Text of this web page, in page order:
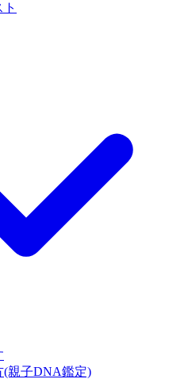
(親子DNA鑑定)